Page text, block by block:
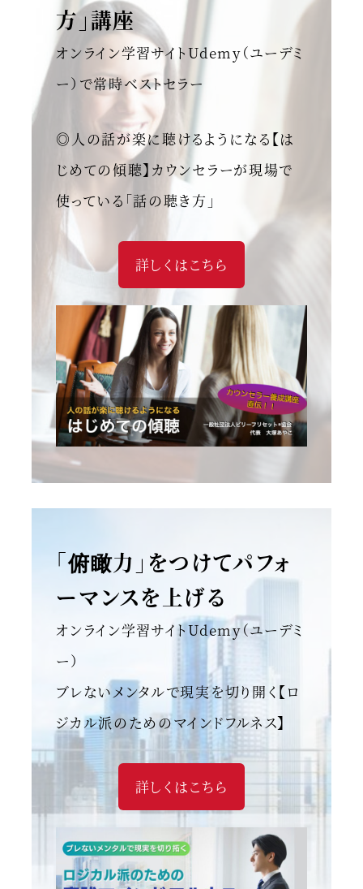
方」講座
オンライン学習サイトUdemy（ユーデミ
ー）で常時ベストセラー
◎人の話が楽に聴けるようになる【は
じめての傾聴】カウンセラーが現場で
使っている「話の聴き方」
詳しくはこちら
「俯瞰力」をつけてパフォ
ーマンスを上げる
オンライン学習サイトUdemy（ユーデミ
ー）
ブレないメンタルで現実を切り開く【ロ
ジカル派のためのマインドフルネス】
詳しくはこちら